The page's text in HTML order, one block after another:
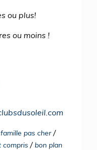
ou plus!
ou moins !
pas cher/
compris /bon plan